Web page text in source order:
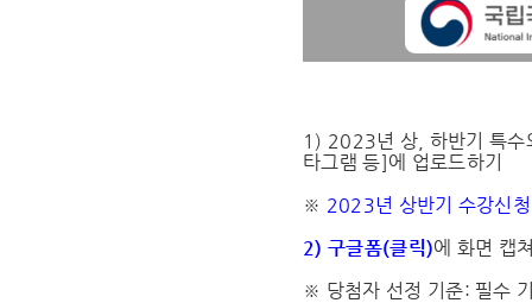
1) 2023년 상, 하반기 특수
타그램 등]에 업로드하기
※ 2023년 상반기 수강신
2) 구글폼(클릭)에 화면 캡
※ 당첨자 선정 기준: 필수